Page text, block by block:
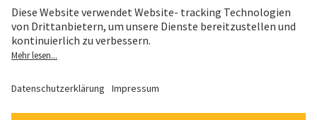
62,30 CHF
0,00 CHF (0,00%)